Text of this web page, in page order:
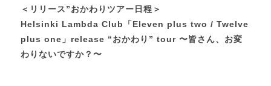
＜リリース”おかわりツアー日程＞
Helsinki Lambda Club「Eleven plus two / Twelve
plus one」release “おかわり” tour 〜皆さん、お変
わりないですか？〜